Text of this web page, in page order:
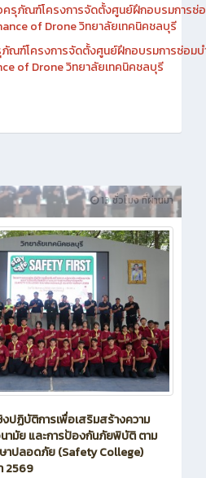
ครุภัณฑ์โครงการจัดตั้งศูนย์ฝึกอบรมการซ่
of Drone วิทยาลัยเทคนิคชลบุรี
ณฑ์โครงการจัดตั้งศูนย์ฝึกอบรมการซ่อมบ
of Drone วิทยาลัยเทคนิคชลบุรี
13 ชั่วโมง ที่ผ่านมา
งปฏิบัติการเพื่อเสริมสร้างความ
ามัย และการป้องกันภัยพิบัติ ตาม
าปลอดภัย (Safety College)
2569